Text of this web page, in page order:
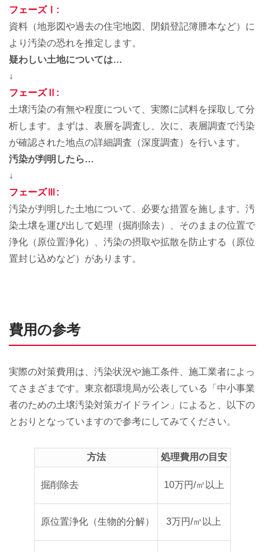
フェーズⅠ:
資料（地形図や過去の住宅地図、閉鎖登記簿謄本など）に
より汚染の恐れを推定します。
疑わしい土地については…
↓
フェーズⅡ:
土壌汚染の有無や程度について、実際に試料を採取して分
析します。まずは、表層を調査し、次に、表層調査で汚染
が確認された地点の詳細調査（深度調査）を行います。
汚染が判明したら…
↓
フェーズⅢ:
汚染が判明した土地について、必要な措置を施します。汚
染土壌を運び出して処理（掘削除去）、そのままの位置で
浄化（原位置浄化）、汚染の摂取や拡散を防止する（原位
置封じ込めなど）があります。
費用の参考
実際の対策費用は、汚染状況や施工条件、施工業者によっ
てさまざまです。東京都環境局が公表している「中小事業
者のための土壌汚染対策ガイドライン」によると、以下の
とおりとなっていますので参考にしてみてください。
方法 処理費用の目安
掘削除去 10万円/㎥以上
原位置浄化（生物的分解） 3万円/㎥以上